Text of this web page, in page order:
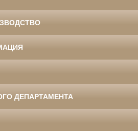
ДЕПАРТАМЕНТА